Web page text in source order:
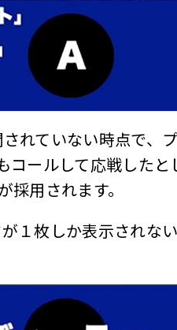
れていない時点で、
ールして応戦した
用されます。
１枚しか表示されな